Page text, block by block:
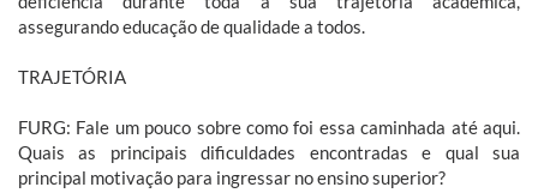
assegurando educação de qualidade a todos.
TRAJETÓRIA
FURG: Fale um pouco sobre como foi essa caminhada até aqui.
Quais as principais dificuldades encontradas e qual sua
principal motivação para ingressar no ensino superior?